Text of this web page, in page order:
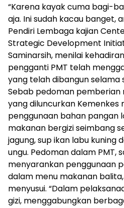
“Karena kayak cuma bagi-
aja. Ini sudah kacau banget,
Pendiri Lembaga kajian
Strategic Development
Saminarsih, menilai
pengganti PMT telah
yang telah dibangun selama
Sebab pedoman pemberian
yang diluncurkan Kemenkes
penggunaan bahan pangan
makanan bergizi seimbang
jagung, sup ikan labu kuning
ungu. Pedoman dalam PMT,
menyarankan penggunaan
dalam menu makanan
menyusui. “Dalam
gizi, menggabungkan